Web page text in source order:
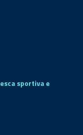
sportiva e